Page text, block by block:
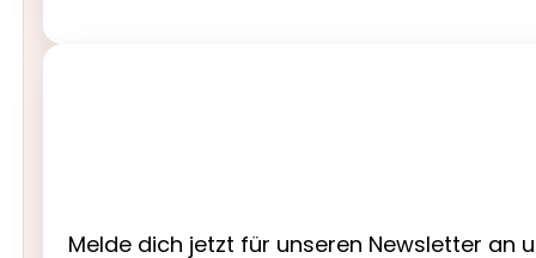
Melde dich jetzt für unseren Newsletter an